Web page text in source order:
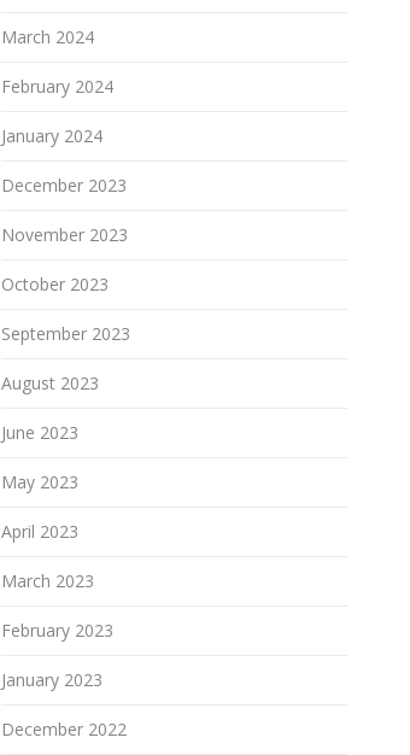
March 2024
February 2024
January 2024
December 2023
November 2023
October 2023
September 2023
August 2023
June 2023
May 2023
April 2023
March 2023
February 2023
January 2023
December 2022